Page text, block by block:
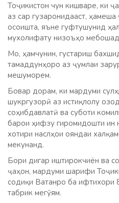
Тоҷикистон чун кишваре, ки
аз сар гузаронидааст,
осоишта, яъне гуфтушунид
мухолифату низоъҳо
Мо, ҳамчунин, густариш
тамаддунҳоро аз ҷумлаи
мешуморем.
Бовар дорам, ки мардуми
шукргузорӣ аз истиқлолу
соҳибдавлатӣ ва суботи
барои ҳифзу гиромидошти ин
хотири наслҳои ояндаи
мекунанд.
Бори дигар иштирокчиён ва
ҷаҳон, мардуми шарифи
содиқи Ватанро ба ифтихори
табрик мегӯям.